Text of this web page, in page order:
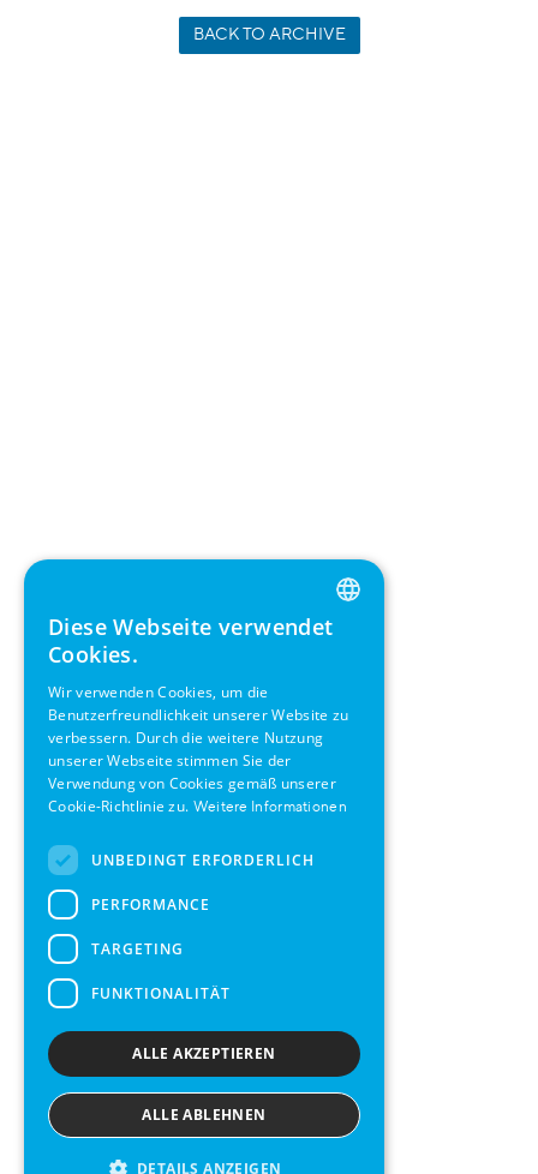
BACK TO ARCHIVE
ENGLISH
SWEDISH
Diese Webseite verwendet
Cookies.
Wir verwenden Cookies, um die
Benutzerfreundlichkeit unserer Website zu
verbessern. Durch die weitere Nutzung
unserer Webseite stimmen Sie der
Verwendung von Cookies gemäß unserer
Cookie-Richtlinie zu. Weitere Informationen
UNBEDINGT ERFORDERLICH
PERFORMANCE
TARGETING
FUNKTIONALITÄT
ALLE AKZEPTIEREN
ALLE ABLEHNEN
DETAILS ANZEIGEN